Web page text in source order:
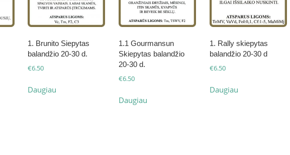
1. Brunito Siepytas
balandžio 20-30 d.
€6.50
Daugiau
1.1 Gourmansun
Skiepytas balandžio
20-30 d.
€6.50
Daugiau
1. Rally skiepytas
balandžio 20-30 d
€6.50
Daugiau